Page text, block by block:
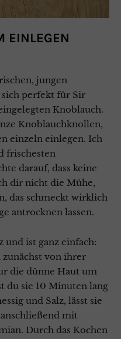
EINLEGEN
jungen
perfekt für Sir
Knoblauch.
Knoblauchknollen,
einzeln einlegen. Ich
frischesten
darauf, dass keine
dir nicht die Mühe,
das schmeckt wirklich
antrocknen lassen.
ist ganz einfach:
von ihrer
die dünne Haut um
du sie 10 Minuten lang
und Salz, lässt sie
mit
Durch das Kochen